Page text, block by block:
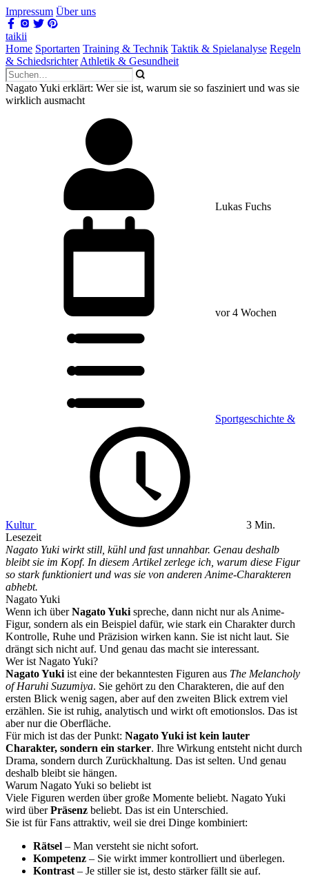
Impressum Über uns
taikii
Home Sportarten Training & Technik Taktik & Spielanalyse Regeln
& Schiedsrichter Athletik & Gesundheit
Nagato Yuki erklärt: Wer sie ist, warum sie so fasziniert und was sie
wirklich ausmacht
Lukas Fuchs
vor 4 Wochen
Sportgeschichte &
Kultur
3 Min.
Lesezeit
Nagato Yuki wirkt still, kühl und fast unnahbar. Genau deshalb
bleibt sie im Kopf. In diesem Artikel zerlege ich, warum diese Figur
so stark funktioniert und was sie von anderen Anime-Charakteren
abhebt.
Nagato Yuki
Wenn ich überNagato Yuki spreche, dann nicht nur als Anime-
Figur, sondern als ein Beispiel dafür, wie stark ein Charakter durch
Kontrolle, Ruhe und Präzision wirken kann. Sie ist nicht laut. Sie
drängt sich nicht auf. Und genau das macht sie interessant.
Wer ist Nagato Yuki?
Nagato Yuki ist eine der bekanntesten Figuren aus The Melancholy
of Haruhi Suzumiya. Sie gehört zu den Charakteren, die auf den
ersten Blick wenig sagen, aber auf den zweiten Blick extrem viel
erzählen. Sie ist ruhig, analytisch und wirkt oft emotionslos. Das ist
aber nur die Oberfläche.
Für mich ist das der Punkt: Nagato Yuki ist kein lauter
Charakter, sondern ein starker. Ihre Wirkung entsteht nicht durch
Drama, sondern durch Zurückhaltung. Das ist selten. Und genau
deshalb bleibt sie hängen.
Warum Nagato Yuki so beliebt ist
Viele Figuren werden über große Momente beliebt. Nagato Yuki
wird überPräsenz beliebt. Das ist ein Unterschied.
Sie ist für Fans attraktiv, weil sie drei Dinge kombiniert:
Rätsel – Man versteht sie nicht sofort.
Kompetenz – Sie wirkt immer kontrolliert und überlegen.
Kontrast – Je stiller sie ist, desto stärker fällt sie auf.